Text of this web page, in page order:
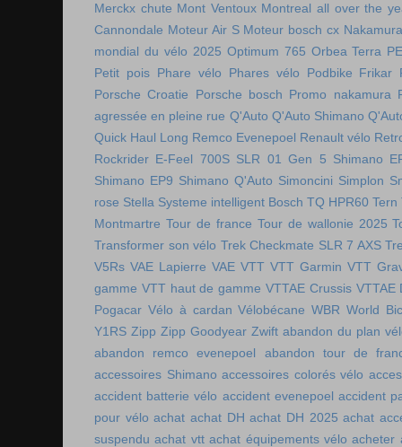
Merckx chute Mont Ventoux Montreal all over the
Cannondale Moteur Air S Moteur bosch cx
mondial du vélo 2025 Optimum 765 Orbea Terra
Petit pois Phare vélo Phares vélo Podbike Frikar
Porsche Croatie
Porsche bosch Promo nakamura
agressée en pleine rue Q'Auto Q'Auto Shimano
Quick Haul Long Remco Evenepoel Renault vélo
Rockrider E-Feel 700S SLR 01 Gen 5 Shimano
Shimano EP9 Shimano Q'Auto Simoncini Simplon
rose Stella Systeme intelligent Bosch TQ HPR60 Tern
Montmartre Tour de france Tour de wallonie 2025
Transformer son vélo Trek Checkmate SLR 7 AXS
V5Rs VAE Lapierre VAE VTT VTT Garmin VTT
gamme VTT haut de gamme VTTAE Crussis VTTAE
Pogacar Vélo à cardan Vélobécane WBR World
Y1RS Zipp Zipp Goodyear Zwift abandon du plan
abandon remco evenepoel
abandon tour de
accessoires Shimano accessoires colorés vélo
accident batterie vélo accident evenepoel accident
pour vélo achat achat DH achat DH 2025 achat
suspendu achat vtt achat équipements vélo acheter